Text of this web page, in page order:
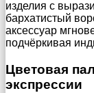
изделия с
бархатистый
аксессуар
подчёркивая
Цветовая
экспрессии